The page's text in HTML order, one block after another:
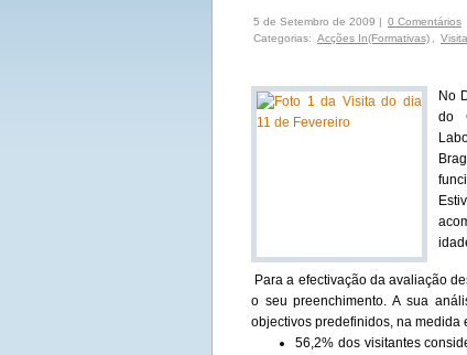
5 de Setembro de 2009 | 0 Comentários
Categorias: Acções In(Formativas)
No
do
Para a efectivação da avaliação
o seu preenchimento. A sua
objectivos predefinidos, na medida
56,2% dos visitantes